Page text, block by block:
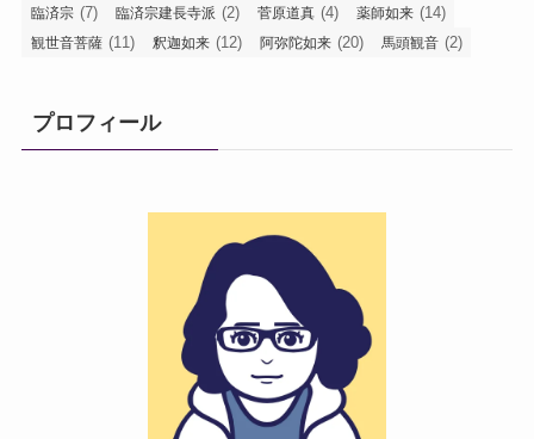
臨済宗 (7) 臨済宗建長寺派 (2) 菅原道真 (4) 薬師如来 (14)
観世音菩薩 (11) 釈迦如来 (12) 阿弥陀如来 (20) 馬頭観音 (2)
プロフィール